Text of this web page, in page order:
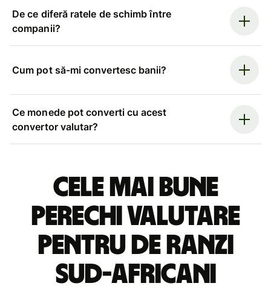
De ce diferă ratele de schimb între
companii?
Cum pot să-mi convertesc banii?
Ce monede pot converti cu acest
convertor valutar?
Cele mai bune
perechi valutare
pentru de ranzi
sud-africani